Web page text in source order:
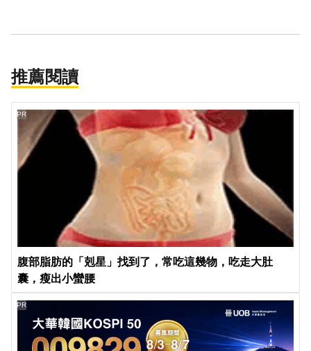
推薦閱讀
腹部脂肪的「剋星」找到了，常吃這幾物，吃走大肚
囊，瘦出小蠻腰
PR
PR